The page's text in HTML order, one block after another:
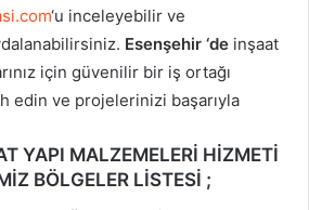
‘u inceleyebilir ve
Esenşehir ‘de inşaat
için güvenilir bir iş ortağı
edin ve projelerinizi başarıyla
YAPI MALZEMELERİ HİZMETİ
BÖLGELER LİSTESİ ;